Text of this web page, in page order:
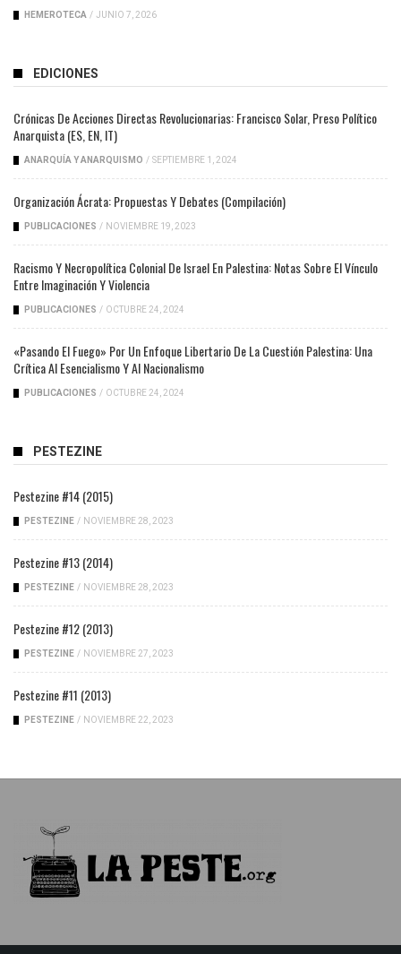
HEMEROTECA / JUNIO 7, 2026
EDICIONES
Crónicas De Acciones Directas Revolucionarias: Francisco Solar, Preso Político
Anarquista (ES, EN, IT)
ANARQUÍA Y ANARQUISMO / SEPTIEMBRE 1, 2024
Organización Ácrata: Propuestas Y Debates (compilación)
PUBLICACIONES / NOVIEMBRE 19, 2023
Racismo Y Necropolítica Colonial De Israel En Palestina: Notas Sobre El Vínculo
Entre Imaginación Y Violencia
PUBLICACIONES / OCTUBRE 24, 2024
«Pasando El Fuego» Por Un Enfoque Libertario De La Cuestión Palestina: Una
Crítica Al Esencialismo Y Al Nacionalismo
PUBLICACIONES / OCTUBRE 24, 2024
PESTEZINE
Pestezine #14 (2015)
PESTEZINE / NOVIEMBRE 28, 2023
Pestezine #13 (2014)
PESTEZINE / NOVIEMBRE 28, 2023
Pestezine #12 (2013)
PESTEZINE / NOVIEMBRE 27, 2023
Pestezine #11 (2013)
PESTEZINE / NOVIEMBRE 22, 2023